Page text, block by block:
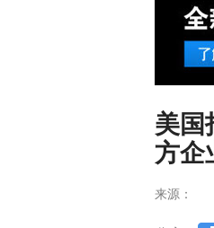
美国
方企
来源：